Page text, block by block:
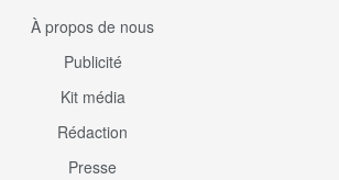
À propos de nous
Publicité
Kit média
Rédaction
Presse